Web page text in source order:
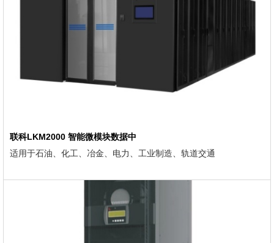
联科LKM2000 智能微模块数据中
适用于石油、化工、冶金、电力、工业制造、轨道交通